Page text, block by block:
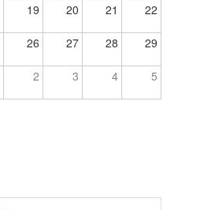
19 20 21 22
26 27 28 29
2 3 4 5